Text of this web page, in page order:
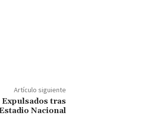
Artículo siguiente
tras
Nacional